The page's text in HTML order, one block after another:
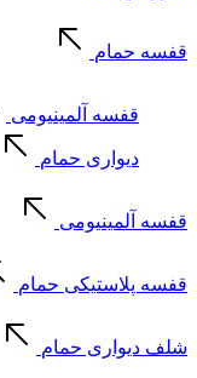
قفسه حمام
قفسه آلمینیومی
دیواری حمام
قفسه آلمینیومی
قفسه پلاستیکی حمام
شلف دیواری حمام